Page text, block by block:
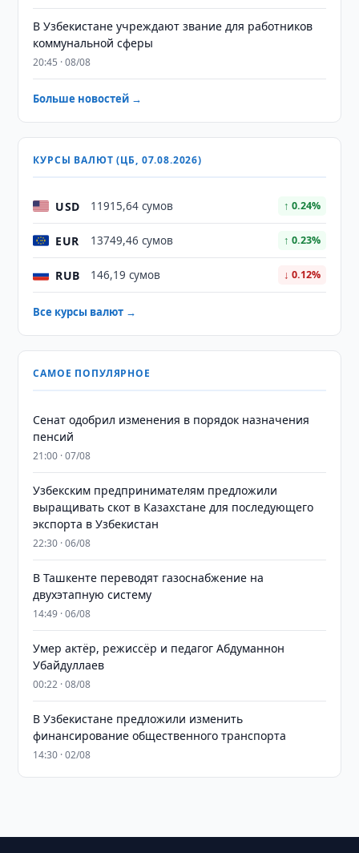
В Узбекистане учреждают звание для работников
коммунальной сферы
20:45 · 08/08
Больше новостей →
КУРСЫ ВАЛЮТ (ЦБ, 07.08.2026)
USD 11915,64 сумов ↑ 0.24%
EUR 13749,46 сумов ↑ 0.23%
RUB 146,19 сумов ↓ 0.12%
Все курсы валют →
САМОЕ ПОПУЛЯРНОЕ
Сенат одобрил изменения в порядок назначения
пенсий
21:00 · 07/08
Узбекским предпринимателям предложили
выращивать скот в Казахстане для последующего
экспорта в Узбекистан
22:30 · 06/08
В Ташкенте переводят газоснабжение на
двухэтапную систему
14:49 · 06/08
Умер актёр, режиссёр и педагог Абдуманнон
Убайдуллаев
00:22 · 08/08
В Узбекистане предложили изменить
финансирование общественного транспорта
14:30 · 02/08